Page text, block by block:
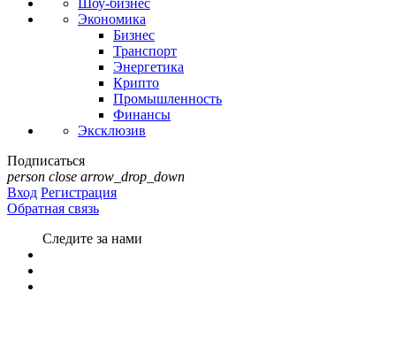
Шоу-бизнес
Экономика
Бизнес
Транспорт
Энергетика
Крипто
Промышленность
Финансы
Эксклюзив
Подписаться
person close arrow_drop_down
Вход Регистрация
Обратная связь
Следите за нами